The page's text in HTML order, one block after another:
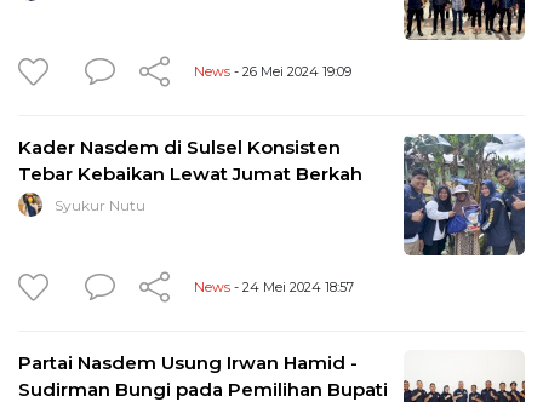
News - 26 Mei 2024 19:09
Kader Nasdem di Sulsel Konsisten
Tebar Kebaikan Lewat Jumat Berkah
Syukur Nutu
News - 24 Mei 2024 18:57
Partai Nasdem Usung Irwan Hamid -
Sudirman Bungi pada Pemilihan Bupati